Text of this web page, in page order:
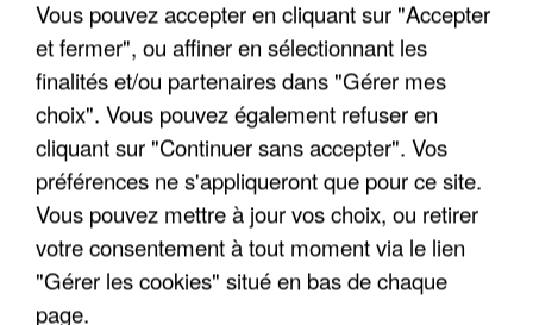
LES INTERVIEWS CHANTE
FRANCE
Voir plus
"JE SUIS À DISPOSITION DES
ENFOIRÉS"
Vous pouvez accepter en cliquant sur "Accepter
et fermer", ou affiner en sélectionnant les
finalités et/ou partenaires dans "Gérer mes
choix". Vous pouvez également refuser en
cliquant sur "Continuer sans accepter". Vos
préférences ne s'appliqueront que pour ce site.
Vous pouvez mettre à jour vos choix, ou retirer
votre consentement à tout moment via le lien
"Gérer les cookies" situé en bas de chaque
page.